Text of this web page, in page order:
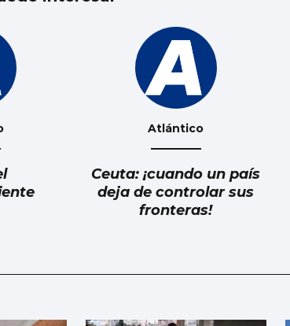
Atlántico
Ceuta: ¡cuando un país
deja de controlar sus
fronteras!